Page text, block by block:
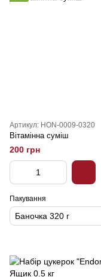
Артикул: HON-0009-0320
Вітамінна суміш
200 грн
Пакування
Баночка 320 г